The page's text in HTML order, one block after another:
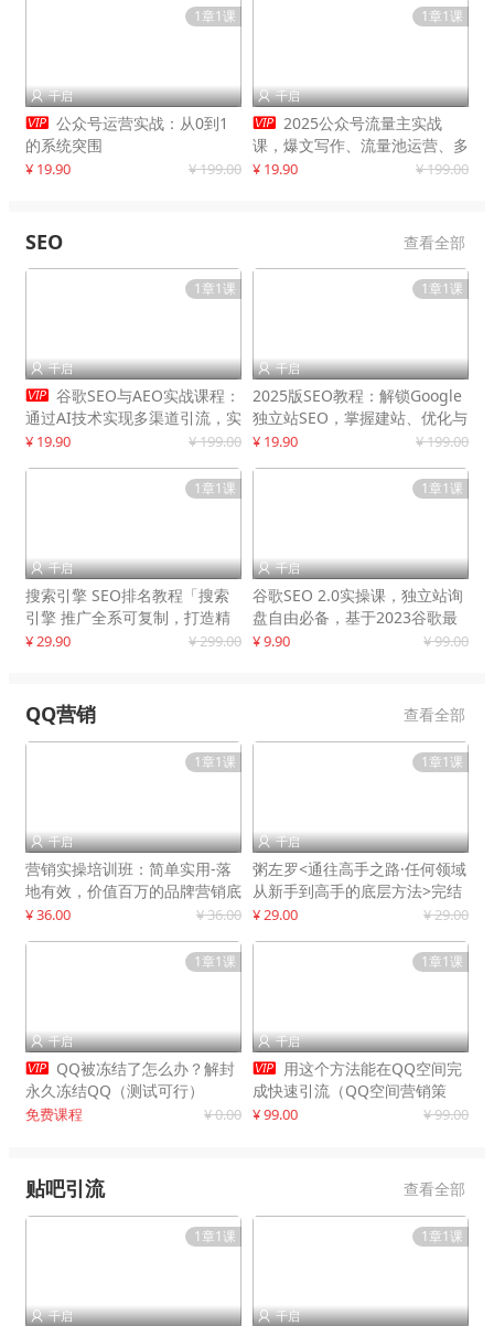
1章1课
 千启
 公众号运营实战：从0到1
的系统突围
¥ 19.90 ¥ 199.00
1章1课
 千启
 2025公众号流量主实战
课，爆文写作、流量池运营、多
平台分发，新手日入千元月赚5
¥ 19.90 ¥ 199.00
SEO 查看全部
1章1课
 千启
 谷歌SEO与AEO实战课程：
通过AI技术实现多渠道引流，实
现网站流量增长300%
¥ 19.90 ¥ 199.00
1章1课
 千启
2025版SEO教程：解锁Google
独立站SEO，掌握建站、优化与
变现技巧
¥ 19.90 ¥ 199.00
1章1课
 千启
搜索引擎 SEO排名教程「搜索
引擎 推广全系可复制，打造精
准被动流量系统
¥ 29.90 ¥ 299.00
1章1课
 千启
谷歌SEO 2.0实操课，独立站询
盘自由必备，基于2023谷歌最
新算法录制
¥ 9.90 ¥ 99.00
QQ营销 查看全部
1章1课
 千启
营销实操培训班：简单实用-落
地有效，价值百万的品牌营销底
层逻辑
¥ 36.00 ¥ 36.00
1章1课
 千启
粥左罗<通往高手之路·任何领域
从新手到高手的底层方法>完结
¥ 29.00 ¥ 29.00
1章1课
 千启
 QQ被冻结了怎么办？解封
永久冻结QQ（测试可行）
免费课程 ¥ 0.00
1章1课
 千启
 用这个方法能在QQ空间完
成快速引流（QQ空间营销策
略）
¥ 99.00 ¥ 99.00
贴吧引流 查看全部
1章1课
 千启
1章1课
 千启